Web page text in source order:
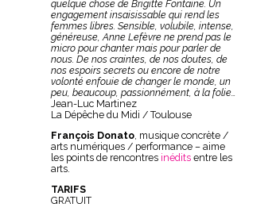
quelque chose de Brigitte Fontaine. Un
engagement insaisissable qui rend les
femmes libres. Sensible, volubile, intense,
généreuse, Anne Lefèvre ne prend pas le
micro pour chanter mais pour parler de
nous. De nos craintes, de nos doutes, de
nos espoirs secrets ou encore de notre
volonté enfouie de changer le monde, un
peu, beaucoup, passionnément, à la folie…
Jean-Luc Martinez
La Dépêche du Midi / Toulouse
François Donato , musique concrète /
arts numériques / performance – aime
les points de rencontres inédits entre les
arts.
TARIFS
GRATUIT